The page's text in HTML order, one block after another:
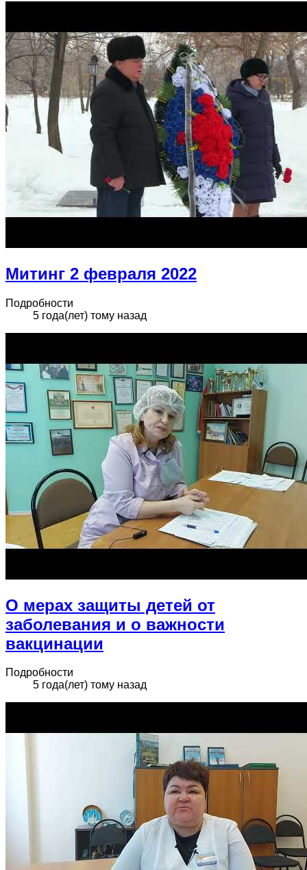
Митинг 2 февраля 2022
Подробности
5 года(лет) тому назад
О мерах защиты детей от
заболевания и о важности
вакцинации
Подробности
5 года(лет) тому назад